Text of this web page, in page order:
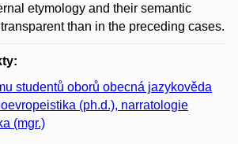
etymology and their semantic
than in the preceding cases.
studentů oborů obecná jazykověda
(ph.d.), narratologie
(mgr.)